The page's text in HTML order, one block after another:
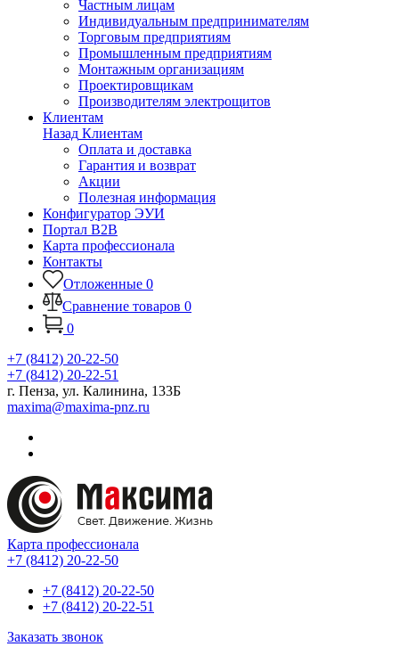
Частным лицам
Индивидуальным предпринимателям
Торговым предприятиям
Промышленным предприятиям
Монтажным организациям
Проектировщикам
Производителям электрощитов
Клиентам
Назад Клиентам
Оплата и доставка
Гарантия и возврат
Акции
Полезная информация
Конфигуратор ЭУИ
Портал B2B
Карта профессионала
Контакты
Отложенные 0
Сравнение товаров 0
0
+7 (8412) 20-22-50
+7 (8412) 20-22-51
г. Пенза, ул. Калинина, 133Б
maxima@maxima-pnz.ru
Карта профессионала
+7 (8412) 20-22-50
+7 (8412) 20-22-50
+7 (8412) 20-22-51
Заказать звонок